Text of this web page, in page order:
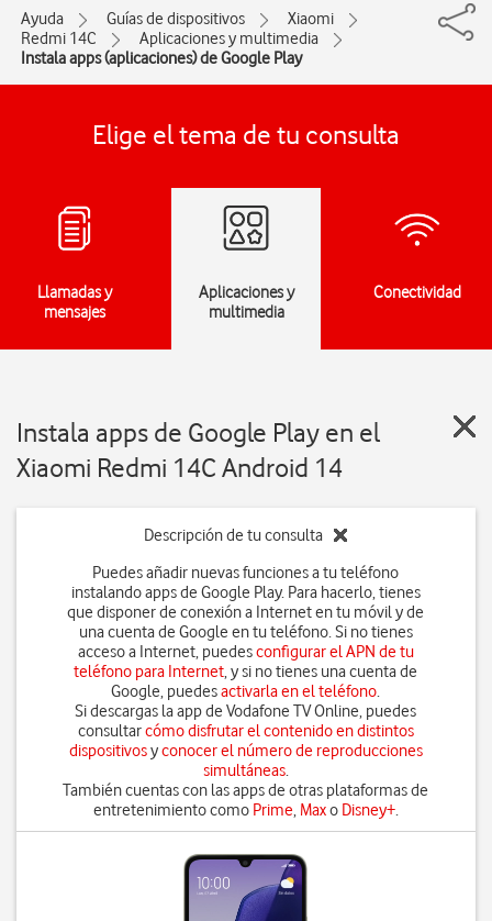
Ayuda Guías de dispositivos
Xiaomi
Redmi 14C
Aplicaciones y multimedia
Instala apps (aplicaciones) de Google Play
Elige el tema de tu consulta
Llamadas y
mensajes
Aplicaciones y
multimedia
Conectividad
Instala apps de Google Play en el
Xiaomi Redmi 14C Android 14
Descripción de tu consulta
Puedes añadir nuevas funciones a tu teléfono
instalando apps de Google Play. Para hacerlo, tienes
que disponer de conexión a Internet en tu móvil y de
una cuenta de Google en tu teléfono. Si no tienes
acceso a Internet, puedesconfigurar el APN de tu
teléfono para Internet, y si no tienes una cuenta de
Google, puedesactivarla en el teléfono.
Si descargas la app de Vodafone TV Online, puedes
consultarcómo disfrutar el contenido en distintos
dispositivosyconocer el número de reproducciones
simultáneas.
También cuentas con las apps de otras plataformas de
entretenimiento como Prime, Maxo Disney+.